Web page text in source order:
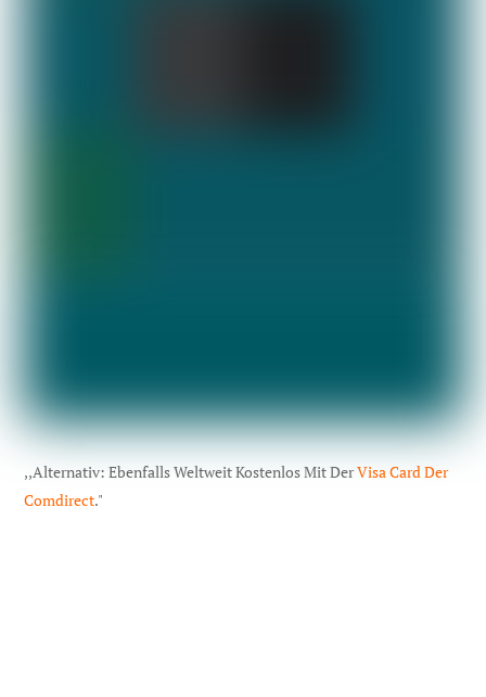
,,Alternativ: Ebenfalls Weltweit Kostenlos Mit DerVisa Card Der
Comdirect."